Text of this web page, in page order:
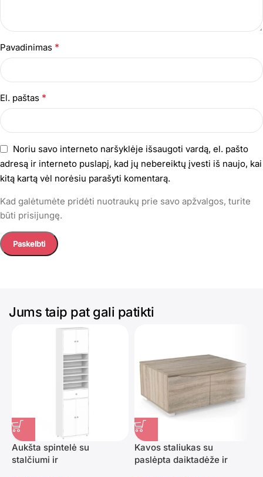
Pavadinimas *
El. paštas *
Noriu savo interneto naršyklėje išsaugoti vardą, el. pašto
adresą ir interneto puslapį, kad jų nebereiktų įvesti iš naujo, kai
kitą kartą vėl norėsiu parašyti komentarą.
Kad galėtumėte pridėti nuotraukų prie savo apžvalgos, turite
būti prisijungę.
Jums taip pat gali patikti
Aukšta spintelė su
stalčiumi ir
Kavos staliukas su
paslėpta daiktadėže ir